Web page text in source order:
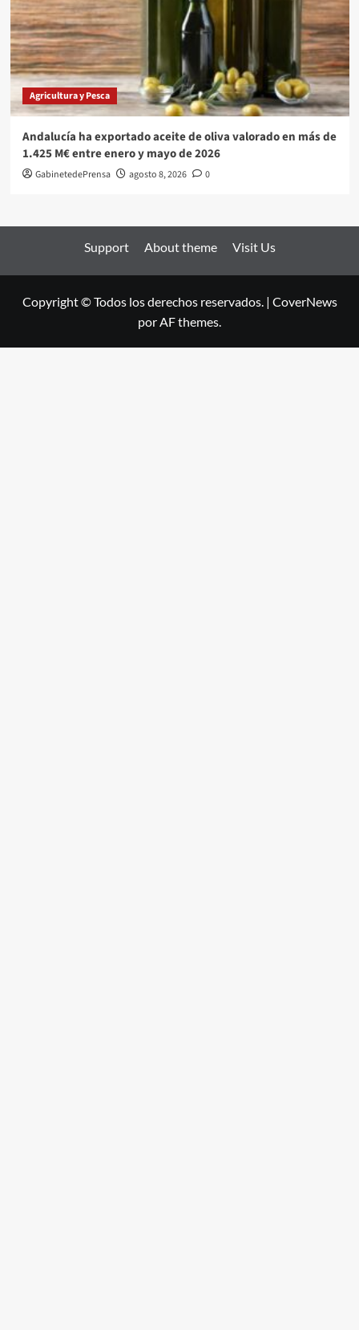
Agricultura y Pesca
Andalucía ha exportado aceite de oliva valorado en más de
1.425 M€ entre enero y mayo de 2026
GabinetedePrensa agosto 8, 2026 0
Support About theme Visit Us
Copyright © Todos los derechos reservados. | CoverNews
por AF themes.